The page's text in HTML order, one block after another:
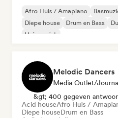
Afro Huis / Amapiano
Diepe house
Drum en Bass
Huismuziek
Melodic Dancers
Media Outlet/
&gt; 400 gegeven
Acid houseAfro Huis /
Diepe houseDrum en Bass